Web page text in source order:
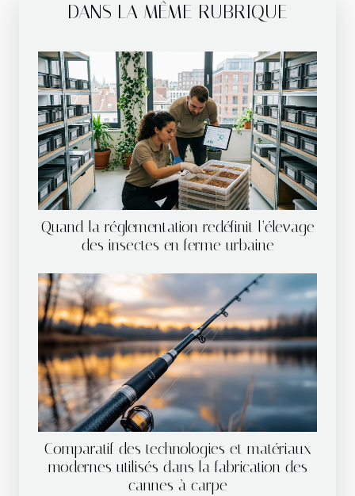
DANS LA MÊME RUBRIQUE
Quand la réglementation redéfinit l’élevage
des insectes en ferme urbaine
Comparatif des technologies et matériaux
modernes utilisés dans la fabrication des
cannes à carpe